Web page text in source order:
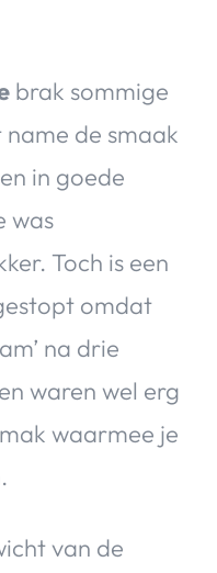
brak sommige
de smaak
in goede
was
Toch is een
omdat
na drie
waren wel erg
waarmee je
van de